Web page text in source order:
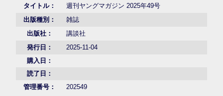
タイトル：
週刊ヤングマガジン 2025年49号
出版種別：
雑誌
出版社：
講談社
発行日：
2025-11-04
購入日：
読了日：
管理番号：
202549